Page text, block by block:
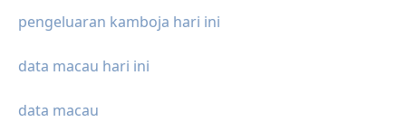
pengeluaran kamboja hari ini
data macau hari ini
data macau